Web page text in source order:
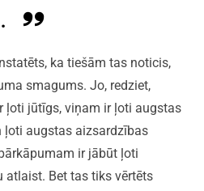
ka tiešām tas noticis,
smagums. Jo, redziet,
ļoti jūtīgs, viņam ir ļoti augstas
ļoti augstas aizsardzības
ir jābūt ļoti
atlaist. Bet tas tiks vērtēts